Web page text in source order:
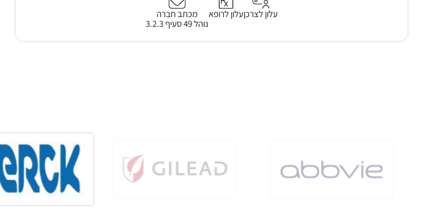
עלון לצרכןעלון לרופא
מכתב חברה
נוהל 49 סעיף 3.2.3